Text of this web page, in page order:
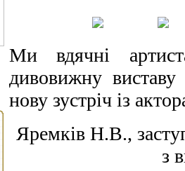
Ми вдячні
дивовижну
нову зустріч із
Яремків Н.В.,
з